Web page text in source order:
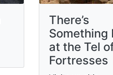
There’s
Something
at the Tel
Fortresses